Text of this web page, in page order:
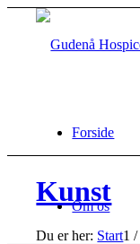
Forside
Om os
Kunst
Du er her: Start1 /